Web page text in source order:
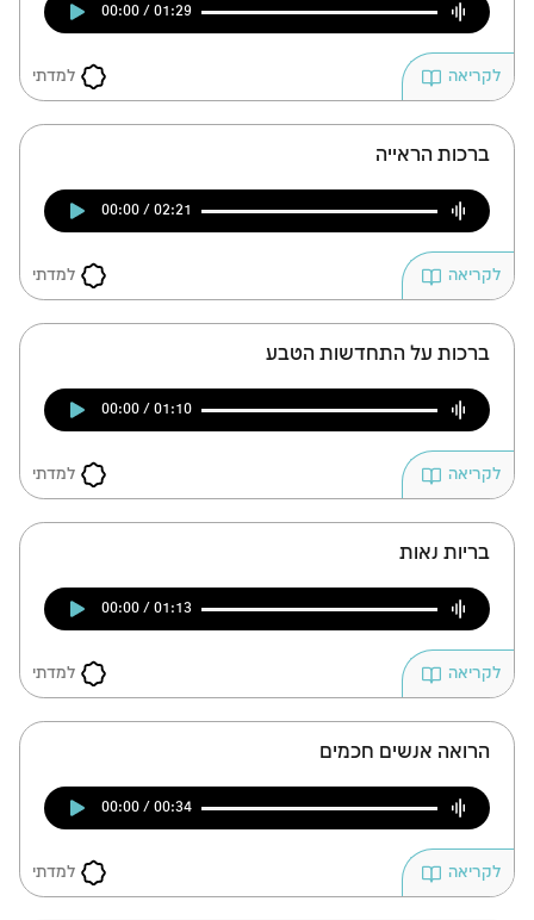
00:00 / 01:29
למדתי לקריאה
ברכות הראייה
00:00 / 02:21
למדתי לקריאה
ברכות על התחדשות הטבע
00:00 / 01:10
למדתי לקריאה
בריות נאות
00:00 / 01:13
למדתי לקריאה
הרואה אנשים חכמים
00:00 / 00:34
למדתי לקריאה